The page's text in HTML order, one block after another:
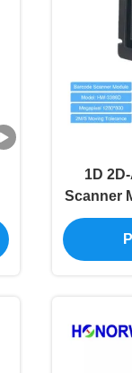
1D
Scanner